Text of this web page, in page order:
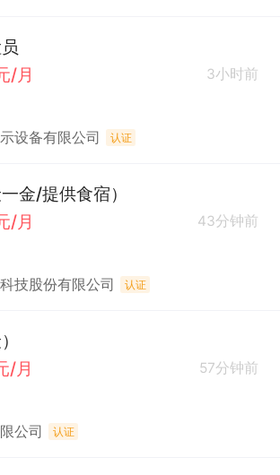
/月
3小时前
设备有限公司 认证
金/提供食宿）
/月
43分钟前
技股份有限公司 认证
/月
57分钟前
公司 认证